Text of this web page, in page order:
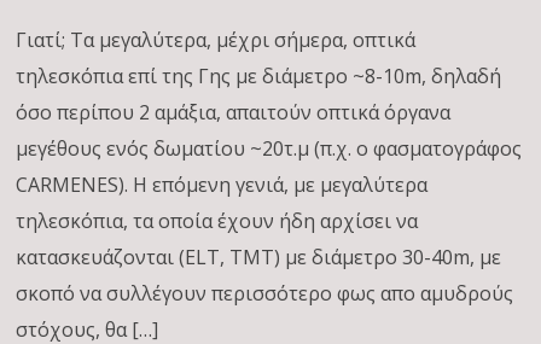
Γιατί; Τα μεγαλύτερα, μέχρι σήμερα, οπτικά
τηλεσκόπια επί της Γης με διάμετρο ~8-10m, δηλαδή
όσο περίπου 2 αμάξια, απαιτούν οπτικά όργανα
μεγέθους ενός δωματίου ~20τ.μ (π.χ. ο φασματογράφος
CARMENES). Η επόμενη γενιά, με μεγαλύτερα
τηλεσκόπια, τα οποία έχουν ήδη αρχίσει να
κατασκευάζονται (ELT, TMT) με διάμετρο 30-40m, με
σκοπό να συλλέγουν περισσότερο φως απο αμυδρούς
στόχους, θα […]